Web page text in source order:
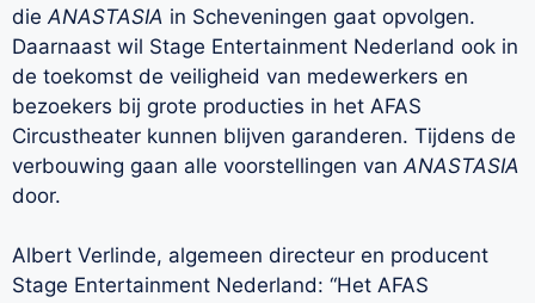
die ANASTASIA in Scheveningen gaat opvolgen.
Daarnaast wil Stage Entertainment Nederland ook in
de toekomst de veiligheid van medewerkers en
bezoekers bij grote producties in het AFAS
Circustheater kunnen blijven garanderen. Tijdens de
verbouwing gaan alle voorstellingen van ANASTASIA
door.
Albert Verlinde, algemeen directeur en producent
Stage Entertainment Nederland: “Het AFAS